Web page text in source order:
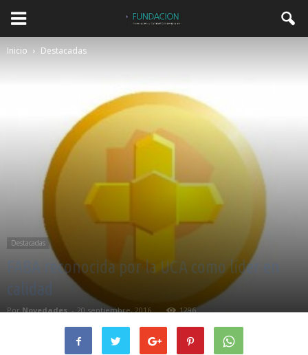
Inicio Destacadas
Destacadas
FABA reconocida por la UCA como líder en
calidad
PorNovedades - 20 septiembre, 2016 1296